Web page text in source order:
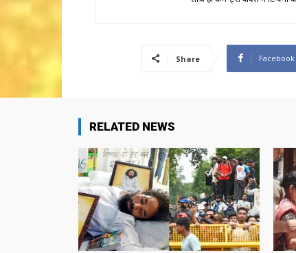
Share Facebook
RELATED NEWS